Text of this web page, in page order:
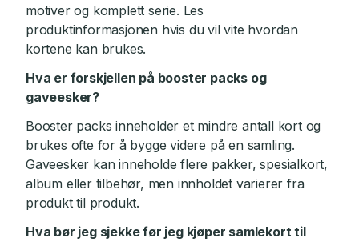
motiver og komplett serie. Les
produktinformasjonen hvis du vil vite hvordan
kortene kan brukes.
Hva er forskjellen på booster packs og
gaveesker?
Booster packs inneholder et mindre antall kort og
brukes ofte for å bygge videre på en samling.
Gaveesker kan inneholde flere pakker, spesialkort,
album eller tilbehør, men innholdet varierer fra
produkt til produkt.
Hva bør jeg sjekke før jeg kjøper samlekort til